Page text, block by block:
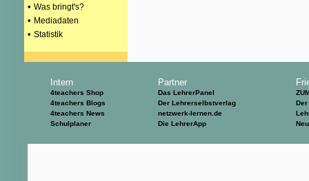
• Was bringt's?
• Mediadaten
• Statistik
Intern
4teachers Shop
4teachers Blogs
4teachers News
Schulplaner
Partner
Das LehrerPanel
Der Lehrerselbstverlag
netzwerk-lernen.de
Die LehrerApp